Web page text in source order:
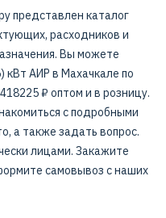
представлен каталог
расходников и
Вы можете
кВт АИР в Махачкале по
₽ оптом и в розницу.
с подробными
а также задать вопрос.
лицами. Закажите
самовывоз с наших